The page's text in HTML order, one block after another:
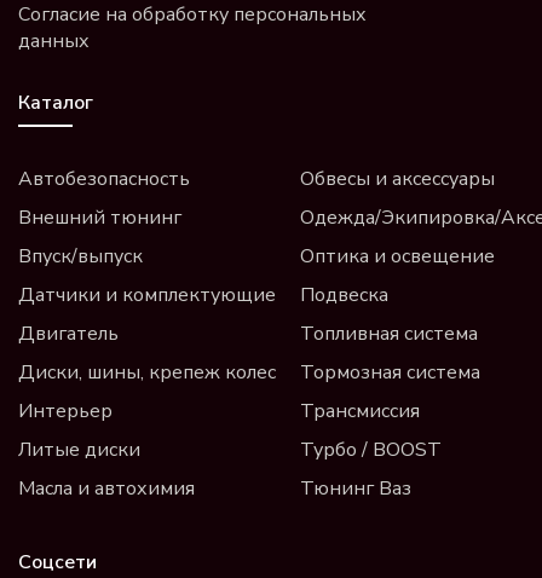
Согласие на обработку персональных
данных
Каталог
Автобезопасность
Внешний тюнинг
Впуск/выпуск
Датчики и комплектующие
Двигатель
Диски, шины, крепеж колес
Интерьер
Литые диски
Масла и автохимия
Обвесы и аксессуары
Одежда/Экипировка/
Оптика и освещение
Подвеска
Топливная система
Тормозная система
Трансмиссия
Турбо / BOOST
Тюнинг Ваз
Соцсети